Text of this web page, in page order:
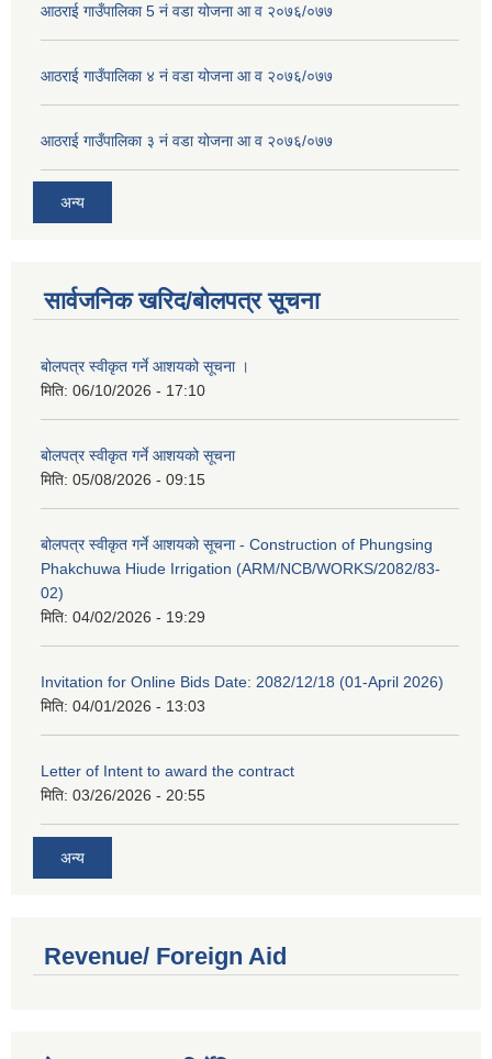
आठराई गाउँपालिका 5 नं वडा योजना आ व २०७६/०७७
आठराई गाउँपालिका ४ नं वडा योजना आ व २०७६/०७७
आठराई गाउँपालिका ३ नं वडा योजना आ व २०७६/०७७
अन्य
सार्वजनिक खरिद/बोलपत्र सूचना
बोलपत्र स्वीकृत गर्ने आशयको सूचना ।
मिति: 06/10/2026 - 17:10
बोलपत्र स्वीकृत गर्ने आशयको सूचना
मिति: 05/08/2026 - 09:15
बोलपत्र स्वीकृत गर्ने आशयको सूचना - Construction of Phungsing
Phakchuwa Hiude Irrigation (ARM/NCB/WORKS/2082/83-
02)
मिति: 04/02/2026 - 19:29
Invitation for Online Bids Date: 2082/12/18 (01-April 2026)
मिति: 04/01/2026 - 13:03
Letter of Intent to award the contract
मिति: 03/26/2026 - 20:55
अन्य
Revenue/ Foreign Aid